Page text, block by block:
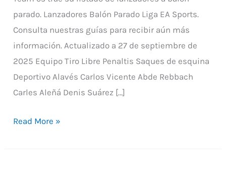
parado. Lanzadores Balón Parado Liga EA Sports.
Consulta nuestras guías para recibir aún más
información. Actualizado a 27 de septiembre de
2025 Equipo Tiro Libre Penaltis Saques de esquina
Deportivo Alavés Carlos Vicente Abde Rebbach
Carles Aleñá Denis Suárez […]
Read More »